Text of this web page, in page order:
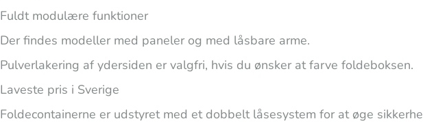
Fuldt modulære funktioner
Der findes modeller med paneler og med låsbare arme.
Pulverlakering af ydersiden er valgfri, hvis du ønsker at farve foldeboksen.
Laveste pris i Sverige
Foldecontainerne er udstyret med et dobbelt låsesystem for at øge